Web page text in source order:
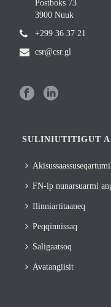
Postboks 73
3900 Nuuk
+299 36 37 21
csr@csr.gl
SULINIUTITIGUT
FN-ip nunarsuarmi
Ilinniartitaaneq
Peqqinnissaq
Saligaatsoq
Avatangiisit